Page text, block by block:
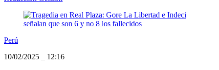
Perú
10/02/2025
12:16